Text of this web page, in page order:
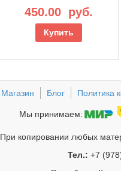
450.00 руб.
Купить
Магазин Блог Политика
Мы принимаем:
При копировании любых
Тел.: +7